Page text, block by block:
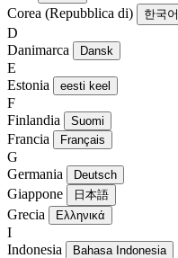
Corea (Repubblica di) 한국어
D
Danimarca
Dansk
E
Estonia
eesti keel
F
Finlandia
Suomi
Francia Français
G
Germania
Deutsch
Giappone 日本語
Grecia Ελληνικά
I
Indonesia
Bahasa Indonesia